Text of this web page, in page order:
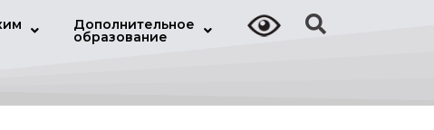
Дополнительное
образование